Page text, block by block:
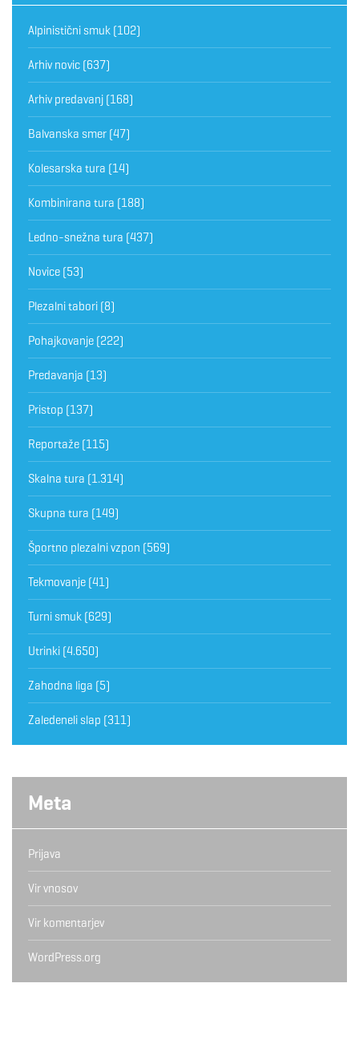
Alpinistični smuk (102)
Arhiv novic (637)
Arhiv predavanj (168)
Balvanska smer (47)
Kolesarska tura (14)
Kombinirana tura (188)
Ledno-snežna tura (437)
Novice (53)
Plezalni tabori (8)
Pohajkovanje (222)
Predavanja (13)
Pristop (137)
Reportaže (115)
Skalna tura (1.314)
Skupna tura (149)
Športno plezalni vzpon (569)
Tekmovanje (41)
Turni smuk (629)
Utrinki (4.650)
Zahodna liga (5)
Zaledeneli slap (311)
Meta
Prijava
Vir vnosov
Vir komentarjev
WordPress.org